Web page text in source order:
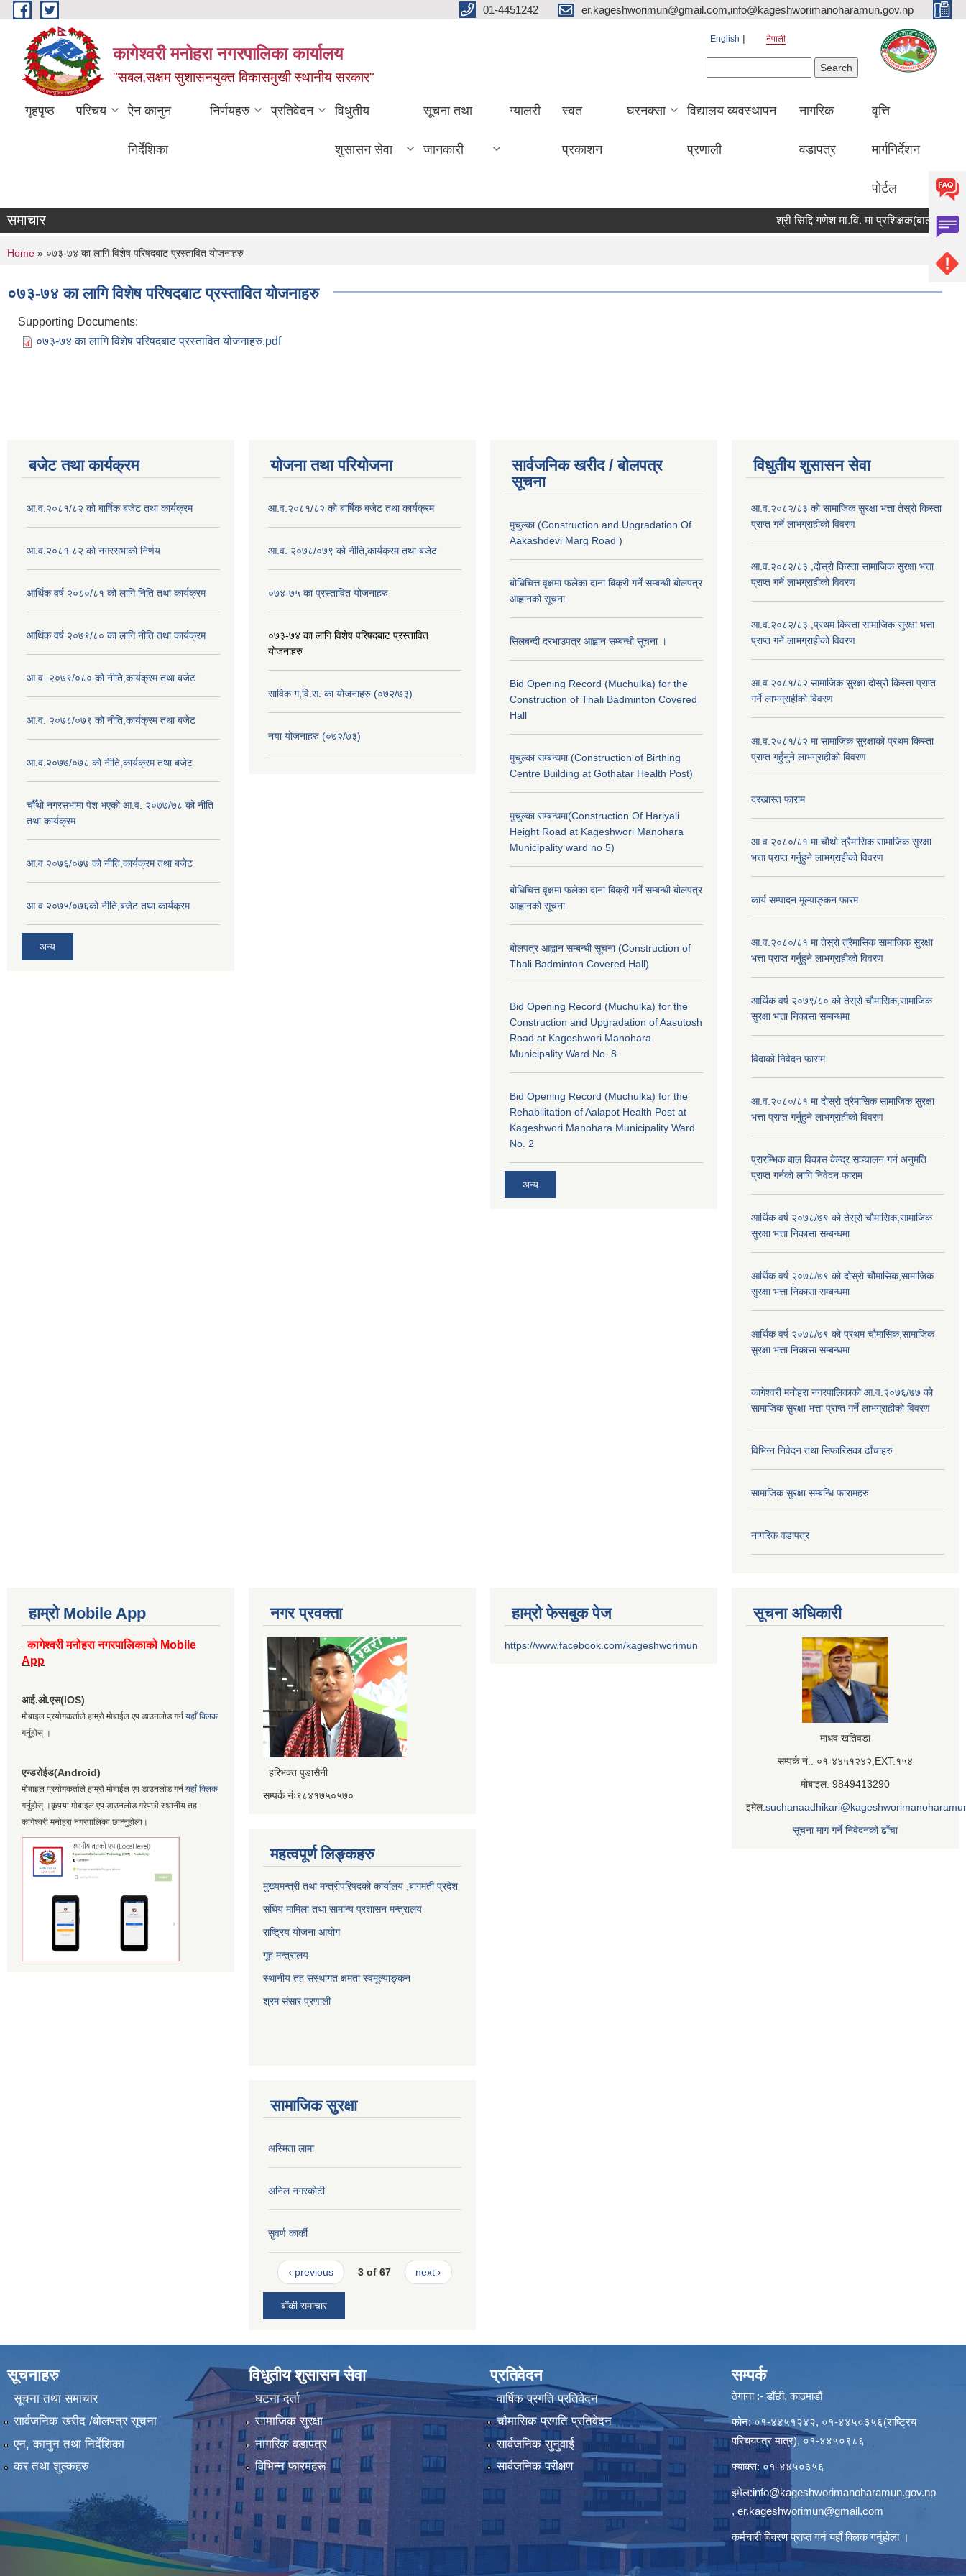
Skip to main content 01-4451242 er.kageshworimun@gmail.com,info@kageshworimanoharamun.gov.np
कागेश्वरी मनोहरा नगरपालिका कार्यालय
"सबल,सक्षम सुशासनयुक्त विकासमुखी स्थानीय सरकार"
English नेपाली
गृहपृष्ठ परिचय ऐन कानुन
निर्देशिका
निर्णयहरु प्रतिवेदन विधुतीय
शुसासन सेवा
सूचना तथा
जानकारी
ग्यालरी स्वत
प्रकाशन
घरनक्सा विद्यालय व्यवस्थापन
प्रणाली
नागरिक
वडापत्र
वृत्ति
मार्गनिर्देशन
पोर्टल
समाचार श्री सिद्दि गणेश मा.वि. मा प्रशिक्षक(बाली विज्ञान)
You are here
Home » ०७३-७४ का लागि विशेष परिषदबाट प्रस्तावित योजनाहरु
०७३-७४ का लागि विशेष परिषदबाट प्रस्तावित योजनाहरु
Supporting Documents:
०७३-७४ का लागि विशेष परिषदबाट प्रस्तावित योजनाहरु.pdf
बजेट तथा कार्यक्रम
आ.व.२०८१/८२ को बार्षिक बजेट तथा कार्यक्रम
आ.व.२०८१ ८२ को नगरसभाको निर्णय
आर्थिक वर्ष २०८०/८१ को लागि निति तथा कार्यक्रम
आर्थिक वर्ष २०७९/८० का लागि नीति तथा कार्यक्रम
आ.व. २०७९/०८० को नीति,कार्यक्रम तथा बजेट
आ.व. २०७८/०७९ को नीति,कार्यक्रम तथा बजेट
आ.व.२०७७/०७८ को नीति,कार्यक्रम तथा बजेट
चौँथो नगरसभामा पेश भएको आ.व. २०७७/७८ को नीति
तथा कार्यक्रम
आ.व २०७६/०७७ को नीति,कार्यक्रम तथा बजेट
आ.व.२०७५/०७६को नीति,बजेट तथा कार्यक्रम
अन्य
योजना तथा परियोजना
आ.व.२०८१/८२ को बार्षिक बजेट तथा कार्यक्रम
आ.व. २०७८/०७९ को नीति,कार्यक्रम तथा बजेट
०७४-७५ का प्रस्तावित योजनाहरु
०७३-७४ का लागि विशेष परिषदबाट प्रस्तावित
योजनाहरु
साविक ग,वि.स. का योजनाहरु (०७२/७३)
नया योजनाहरु (०७२/७३)
सार्वजनिक खरीद / बोलपत्र
सूचना
मुचुल्का (Construction and Upgradation Of
Aakashdevi Marg Road )
बोधिचित्त वृक्षमा फलेका दाना बिक्री गर्ने सम्बन्धी बोलपत्र
आह्वानको सूचना
सिलबन्दी दरभाउपत्र आह्वान सम्बन्धी सूचना ।
Bid Opening Record (Muchulka) for the
Construction of Thali Badminton Covered
Hall
मुचुल्का सम्बन्धमा (Construction of Birthing
Centre Building at Gothatar Health Post)
मुचुल्का सम्बन्धमा(Construction Of Hariyali
Height Road at Kageshwori Manohara
Municipality ward no 5)
बोधिचित्त वृक्षमा फलेका दाना बिक्री गर्ने सम्बन्धी बोलपत्र
आह्वानको सूचना
बोलपत्र आह्वान सम्बन्धी सूचना (Construction of
Thali Badminton Covered Hall)
Bid Opening Record (Muchulka) for the
Construction and Upgradation of Aasutosh
Road at Kageshwori Manohara
Municipality Ward No. 8
Bid Opening Record (Muchulka) for the
Rehabilitation of Aalapot Health Post at
Kageshwori Manohara Municipality Ward
No. 2
अन्य
विधुतीय शुसासन सेवा
आ.व.२०८२/८३ को सामाजिक सुरक्षा भत्ता तेस्रो किस्ता
प्राप्त गर्ने लाभग्राहीको विवरण
आ.व.२०८२/८३ ,दोस्रो किस्ता सामाजिक सुरक्षा भत्ता
प्राप्त गर्ने लाभग्राहीको विवरण
आ.व.२०८२/८३ ,प्रथम किस्ता सामाजिक सुरक्षा भत्ता
प्राप्त गर्ने लाभग्राहीको विवरण
आ.व.२०८१/८२ सामाजिक सुरक्षा दोस्रो किस्ता प्राप्त
गर्ने लाभग्राहीको विवरण
आ.व.२०८१/८२ मा सामाजिक सुरक्षाको प्रथम किस्ता
प्राप्त गर्हुनुने लाभग्राहीको विवरण
दरखास्त फाराम
आ.व.२०८०/८१ मा चौथो त्रैमासिक सामाजिक सुरक्षा
भत्ता प्राप्त गर्नुहुने लाभग्राहीको विवरण
कार्य सम्पादन मूल्याङ्कन फारम
आ.व.२०८०/८१ मा तेस्रो त्रैमासिक सामाजिक सुरक्षा
भत्ता प्राप्त गर्नुहुने लाभग्राहीको विवरण
आर्थिक वर्ष २०७९/८० को तेस्रो चौमासिक,सामाजिक
सुरक्षा भत्ता निकासा सम्बन्धमा
विदाको निवेदन फाराम
आ.व.२०८०/८१ मा दोस्रो त्रैमासिक सामाजिक सुरक्षा
भत्ता प्राप्त गर्नुहुने लाभग्राहीको विवरण
प्रारम्भिक बाल विकास केन्द्र सञ्चालन गर्न अनुमति
प्राप्त गर्नको लागि निवेदन फाराम
आर्थिक वर्ष २०७८/७९ को तेस्रो चौमासिक,सामाजिक
सुरक्षा भत्ता निकासा सम्बन्धमा
आर्थिक वर्ष २०७८/७९ को दोस्रो चौमासिक,सामाजिक
सुरक्षा भत्ता निकासा सम्बन्धमा
आर्थिक वर्ष २०७८/७९ को प्रथम चौमासिक,सामाजिक
सुरक्षा भत्ता निकासा सम्बन्धमा
कागेश्वरी मनोहरा नगरपालिकाको आ.व.२०७६/७७ को
सामाजिक सुरक्षा भत्ता प्राप्त गर्ने लाभग्राहीको विवरण
विभिन्न निवेदन तथा सिफारिसका ढाँचाहरु
सामाजिक सुरक्षा सम्बन्धि फारामहरु
नागरिक वडापत्र
हाम्रो Mobile App
कागेश्वरी मनोहरा नगरपालिकाको Mobile
App
आई.ओ.एस(IOS)
मोबाइल प्रयोगकर्ताले हाम्रो मोबाईल एप डाउनलोड गर्न यहाँ क्लिक
गर्नुहोस् ।
एण्डरोईड(Android)
मोबाइल प्रयोगकर्ताले हाम्रो मोबाईल एप डाउनलोड गर्न यहाँ क्लिक
गर्नुहोस् ।कृपया मोबाइल एप डाउनलोड गरेपछी स्थानीय तह
कागेश्वरी मनोहरा नगरपालिका छान्नुहोला।
नगर प्रवक्ता
हरिभक्त पुडासैनी
सम्पर्क नंः९८४१७५०५७०
महत्वपूर्ण लिङ्कहरु
मुख्यमन्त्री तथा मन्त्रीपरिषदको कार्यालय ,बागमती प्रदेश
संघिय मामिला तथा सामान्य प्रशासन मन्त्रालय
राष्ट्रिय योजना आयोग
गूह मन्त्रालय
स्थानीय तह संस्थागत क्षमता स्वमूल्याङ्कन
श्रम संसार प्रणाली
सामाजिक सुरक्षा
अस्मिता लामा
अनिल नगरकोटी
सुवर्ण कार्की
‹ previous 3 of 67 next ›
बाँकी समाचार
हाम्रो फेसबुक पेज
https://www.facebook.com/kageshworimun
सूचना अधिकारी
माधव खतिवडा
सम्पर्क नं.: ०१-४४५१२४२,EXT:१५४
मोबाइल: 9849413290
इमेल:
सूचना माग गर्ने निवेदनको ढाँचा
सूचनाहरु
सूचना तथा समाचार
सार्वजनिक खरीद /बोलपत्र सूचना
एन, कानुन तथा निर्देशिका
कर तथा शुल्कहरु
विधुतीय शुसासन सेवा
घटना दर्ता
सामाजिक सुरक्षा
नागरिक वडापत्र
विभिन्न फारमहरू
प्रतिवेदन
वार्षिक प्रगति प्रतिवेदन
चौमासिक प्रगति प्रतिवेदन
सार्वजनिक सुनुवाई
सार्वजनिक परीक्षण
सम्पर्क
ठेगाना :- डाँछी, काठमाडौं
फोन: ०१-४४५१२४२, ०१-४४५०३५६(राष्ट्रिय
परिचयपत्र मात्र), ०१-४४५०९८६
फ्याक्स: ०१-४४५०३५६
इमेल:info@kageshworimanoharamun.gov.np
, er.kageshworimun@gmail.com
कर्मचारी विवरण प्राप्त गर्नयहाँ क्लिकगर्नुहोला ।